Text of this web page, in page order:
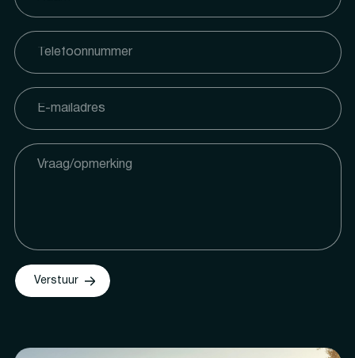
Verstuur